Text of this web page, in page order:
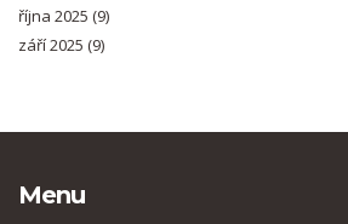
října 2025 (9)
září 2025 (9)
Menu